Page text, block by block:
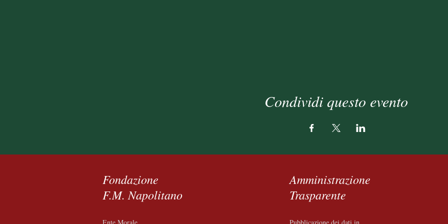
Condividi questo evento
Fondazione
F.M. Napolitano
Amministrazione
Trasparente